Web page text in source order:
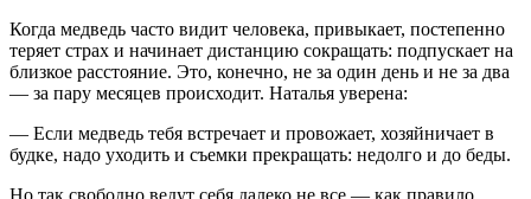
Когда медведь часто видит человека, привыкает, постепенно
теряет страх и начинает дистанцию сокращать: подпускает на
близкое расстояние. Это, конечно, не за один день и не за два
— за пару месяцев происходит. Наталья уверена:
— Если медведь тебя встречает и провожает, хозяйничает в
будке, надо уходить и съемки прекращать: недолго и до беды.
Но так свободно ведут себя далеко не все — как правило,